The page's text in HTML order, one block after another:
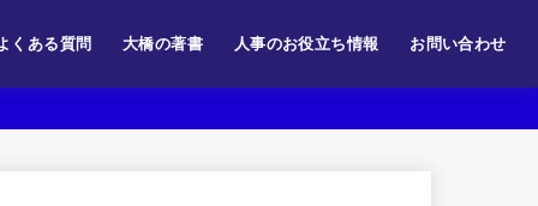
くある質問 大橋の著書 人事のお役立ち情報 お問い合わせ